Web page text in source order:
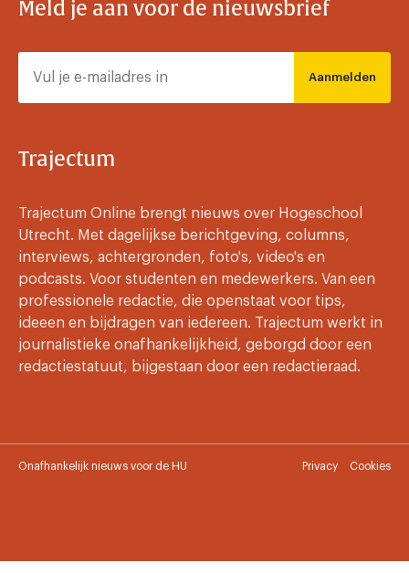
Meld je aan voor de nieuwsbrief
Aanmelden
Trajectum
Trajectum Online brengt nieuws over Hogeschool
Utrecht. Met dagelijkse berichtgeving, columns,
interviews, achtergronden, foto's, video's en
podcasts. Voor studenten en medewerkers. Van een
professionele redactie, die openstaat voor tips,
ideeen en bijdragen van iedereen. Trajectum werkt in
journalistieke onafhankelijkheid, geborgd door een
redactiestatuut, bijgestaan door een redactieraad.
Onafhankelijk nieuws voor de HU Privacy Cookies